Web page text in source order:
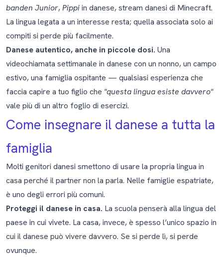
banden Junior,Pippiin danese, stream danesi di Minecraft.
La lingua legata a un interesse resta; quella associata solo ai
compiti si perde più facilmente.
Danese autentico, anche in piccole dosi. Una
videochiamata settimanale in danese con un nonno, un campo
estivo, una famiglia ospitante — qualsiasi esperienza che
faccia capire a tuo figlio che "questa lingua esiste davvero"
vale più di un altro foglio di esercizi.
Come insegnare il danese a tutta la
famiglia
Molti genitori danesi smettono di usare la propria lingua in
casa perché il partner non la parla. Nelle famiglie espatriate,
è uno degli errori più comuni.
Proteggi il danese in casa. La scuola penserà alla lingua del
paese in cui vivete. La casa, invece, è spesso l’unico spazio in
cui il danese può vivere davvero. Se si perde lì, si perde
ovunque.